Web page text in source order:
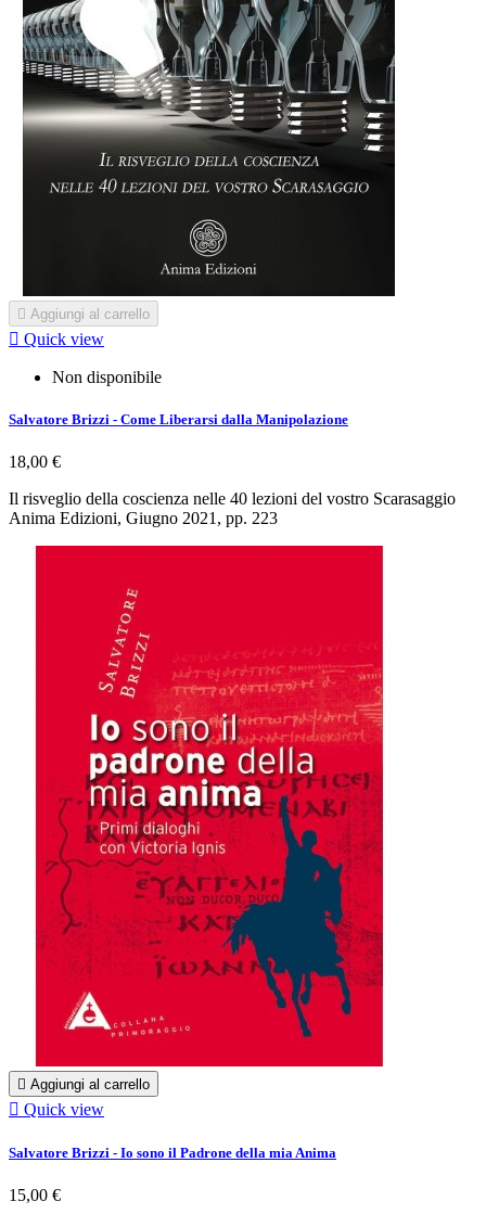
 Aggiungi al carrello
 Quick view
Non disponibile
Salvatore Brizzi - Come Liberarsi dalla Manipolazione
18,00 €
Il risveglio della coscienza nelle 40 lezioni del vostro Scarasaggio
Anima Edizioni, Giugno 2021, pp. 223
 Aggiungi al carrello
 Quick view
Salvatore Brizzi - Io sono il Padrone della mia Anima
15,00 €